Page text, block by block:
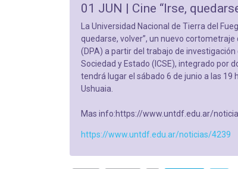
01 JUN | Cine “Irse,
La Universidad Nacional de Tierra del
quedarse, volver”, un nuevo
(DPA) a partir del trabajo de
Sociedad y Estado (ICSE), integrado por
tendrá lugar el sábado 6 de junio a las 19
Ushuaia.
Mas info:https://www.untdf.edu.ar/
https://www.untdf.edu.ar/noticias/4239